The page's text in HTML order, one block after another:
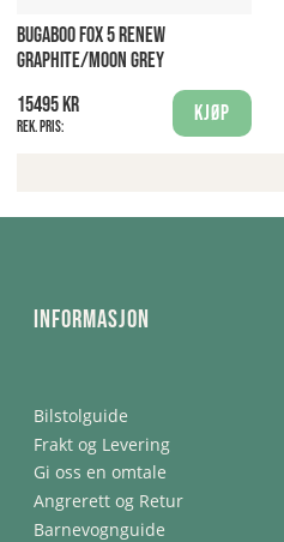
BUGABOO FOX 5 RENEW
GRAPHITE/MOON GREY
15495 kr
Rek. pris:
Kjøp
Informasjon
Bilstolguide
Frakt og Levering
Gi oss en omtale
Angrerett og Retur
Barnevognguide